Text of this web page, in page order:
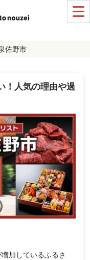
佐野市
！人気の理由や過
加しているふるさ